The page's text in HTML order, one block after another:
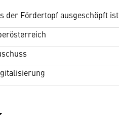
der Fördertopf ausgeschöpft ist